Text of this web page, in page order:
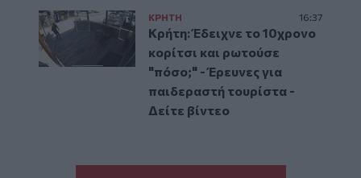
ΚΡΗΤΗ 16:37
Κρήτη: Έδειχνε το 10χρονο
κορίτσι και ρωτούσε
"πόσο;" - Έρευνες για
παιδεραστή τουρίστα -
Δείτε βίντεο